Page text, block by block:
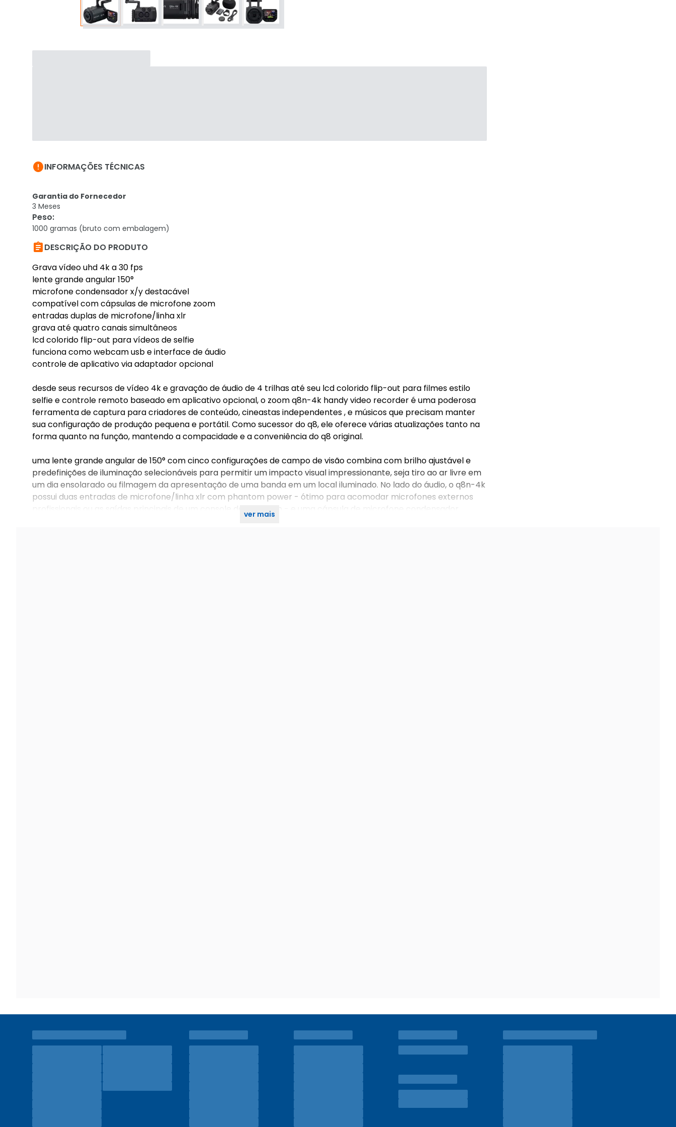
INFORMAÇÕES TÉCNICAS
Garantia do Fornecedor
3 Meses
Peso:
1000 gramas (bruto com embalagem)
DESCRIÇÃO DO PRODUTO
Grava vídeo uhd 4k a 30 fps
lente grande angular 150°
microfone condensador x/y destacável
compatível com cápsulas de microfone zoom
entradas duplas de microfone/linha xlr
grava até quatro canais simultâneos
lcd colorido flip-out para vídeos de selfie
funciona como webcam usb e interface de áudio
controle de aplicativo via adaptador opcional
desde seus recursos de vídeo 4k e gravação de áudio de 4 trilhas até seu lcd colorido flip-out para filmes estilo
selfie e controle remoto baseado em aplicativo opcional, o zoom q8n-4k handy video recorder é uma poderosa
ferramenta de captura para criadores de conteúdo, cineastas independentes , e músicos que precisam manter
sua configuração de produção pequena e portátil. Como sucessor do q8, ele oferece várias atualizações tanto na
forma quanto na função, mantendo a compacidade e a conveniência do q8 original.
uma lente grande angular de 150° com cinco configurações de campo de visão combina com brilho ajustável e
predefinições de iluminação selecionáveis para permitir um impacto visual impressionante, seja tiro ao ar livre em
um dia ensolarado ou filmagem da apresentação de uma banda em um local iluminado. No lado do áudio, o q8n-4k
possui duas entradas de microfone/linha xlr com phantom power - ótimo para acomodar microfones externos
profissionais ou as saídas principais de um console de mixagem - e uma cápsula de microfone condensador
ver mais